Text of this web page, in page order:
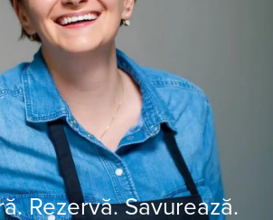
Rezervă. Savurează.